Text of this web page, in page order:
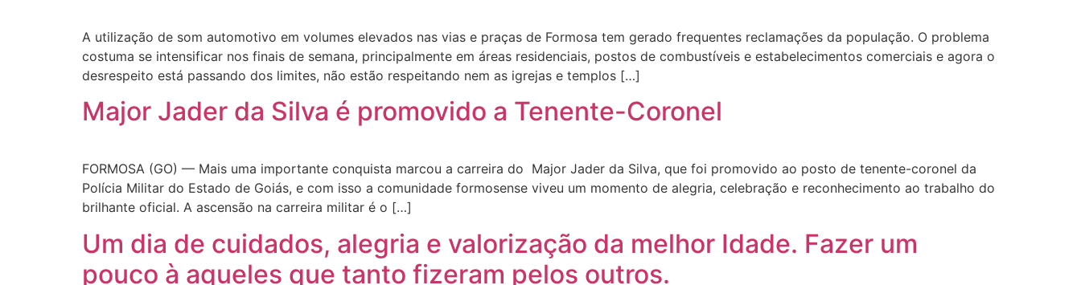
A utilização de som automotivo em volumes elevados nas vias e praças de Formosa tem gerado frequentes reclamações da população. O problema
costuma se intensificar nos finais de semana, principalmente em áreas residenciais, postos de combustíveis e estabelecimentos comerciais e agora o
desrespeito está passando dos limites, não estão respeitando nem as igrejas e templos […]
Major Jader da Silva é promovido a Tenente-Coronel
FORMOSA (GO) — Mais uma importante conquista marcou a carreira do Major Jader da Silva, que foi promovido ao posto de tenente-coronel da
Polícia Militar do Estado de Goiás, e com isso a comunidade formosense viveu um momento de alegria, celebração e reconhecimento ao trabalho do
brilhante oficial. A ascensão na carreira militar é o […]
Um dia de cuidados, alegria e valorização da melhor Idade. Fazer um
pouco à aqueles que tanto fizeram pelos outros.